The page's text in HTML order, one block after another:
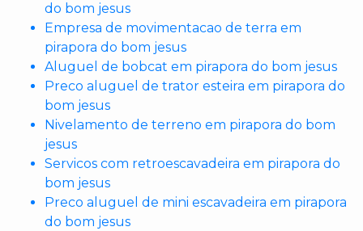
do bom jesus
Empresa de movimentacao de terra em
pirapora do bom jesus
Aluguel de bobcat em pirapora do bom jesus
Preco aluguel de trator esteira em pirapora do
bom jesus
Nivelamento de terreno em pirapora do bom
jesus
Servicos com retroescavadeira em pirapora do
bom jesus
Preco aluguel de mini escavadeira em pirapora
do bom jesus